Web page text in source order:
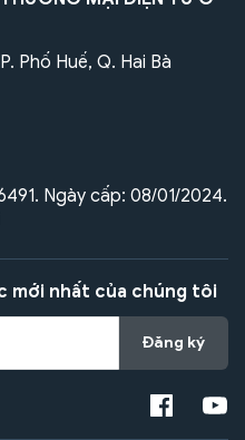
Phố Huế, Q. Hai Bà
Ngày cấp: 08/01/2024.
mới nhất của chúng tôi
Đăng ký